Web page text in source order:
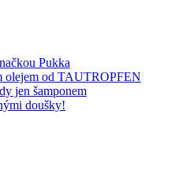
Pukka
olejem od TAUTROPFEN
jen šamponem
doušky!